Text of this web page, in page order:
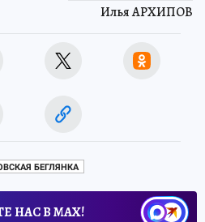
Илья АРХИПОВ
БЕГЛЯНКА
НАС В МАХ!